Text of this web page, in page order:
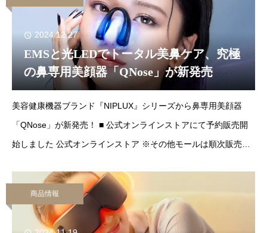
2024.12.27
EMSと光LEDでトータル美鼻ケア、究極
の鼻専用美顔器「QNose」が新発売
美容健康機器ブランド『NIPLUX』シリーズから鼻専用美顔器
「QNose」が新発売！ ■ 公式オンラインストアにて予約販売開
始しました 公式オンラインストア ※その他モールは順次販売開
商品情報